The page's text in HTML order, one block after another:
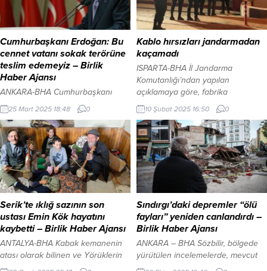
Cumhurbaşkanı Erdoğan: Bu
cennet vatanı sokak terörüne
teslim edemeyiz – Birlik
Haber Ajansı
ANKARA-BHA Cumhurbaşkanı
Recep Tayyip Erdoğan, gençlere
yönelik yaptığı konuşmada,
Türkiye’nin geleceğine dair
mesajlar verdi. Ramazan ayını
tebrik eden Erdoğan, gençliğin
eğitimi ve ahlaki duruşunun
önemine vurgu yaparak, “Bu ülkeyi
sokakta bulmadık, bugünlere kolay
getirmedik. Her karış toprağında
bir aslanın yattığı bu cennet vatanı
sokak terörüne teslim edemeyiz”
dedi. GENÇLİK İÇİN...
25 Mart 2025 18:48 0
Kablo hırsızları jandarmadan
kaçamadı
ISPARTA-BHA İl Jandarma
Komutanlığı’ndan yapılan
açıklamaya göre, fabrika
çevresindeki tel örgüleri keserek
içeri giren hırsızlar, bakır kabloları
çaldı. Olayın ardından harekete
geçen Jandarma Suç Araştırma
Timi (JASAT) ve Gönen İlçe
Jandarma Komutanlığı Asayiş
Timleri, yaptıkları araştırmalar
sonucunda, olay yerinden yaklaşık
2 kilometre uzaklıkta araziye
gizlenmiş bir araç tespit etti.
Şüphelilerin kullandığı...
10 Şubat 2025 16:50 0
Serik’te ıklığ sazının son
ustası Emin Kök hayatını
kaybetti – Birlik Haber Ajansı
ANTALYA-BHA Kabak kemanenin
atası olarak bilinen ve Yörüklerin
geleneksel çalgısı olan ıklığın son
Sındırgı’daki depremler “ölü
fayları” yeniden canlandırdı –
Birlik Haber Ajansı
ANKARA – BHA Sözbilir, bölgede
yürütülen incelemelerde, mevcut
diri fay haritasında yer almayan